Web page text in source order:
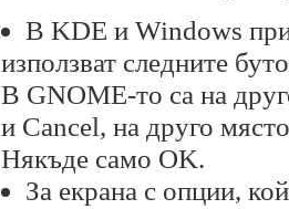
В KDE и Windows
използват следните
В GNOME-то са на
и Cancel, на друго
Някъде само OK.
За екрана с опции,